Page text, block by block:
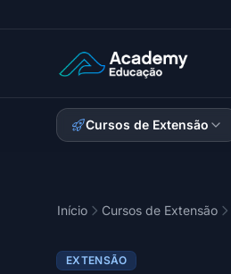
Academy Extensão
Cursos de Extensão
Início Cursos de Extensão
EXTENSÃO